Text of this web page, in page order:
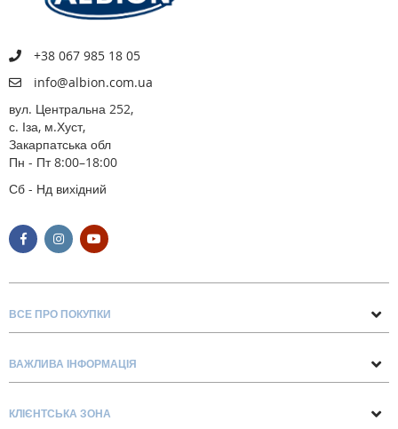
+38 067 985 18 05
info@albion.com.ua
вул. Центральна 252,
с. Іза, м.Хуст,
Закарпатська обл
Пн - Пт 8:00–18:00
Сб - Нд вихідний
ВСЕ ПРО ПОКУПКИ
Про нас
Блог
ВАЖЛИВА ІНФОРМАЦІЯ
Доставка та оплата
КЛІЄНТСЬКА ЗОНА